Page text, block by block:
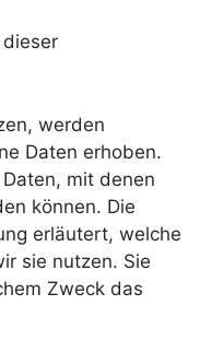
werden
Daten erhoben.
mit denen
können. Die
erläutert, welche
sie nutzen. Sie
Zweck das